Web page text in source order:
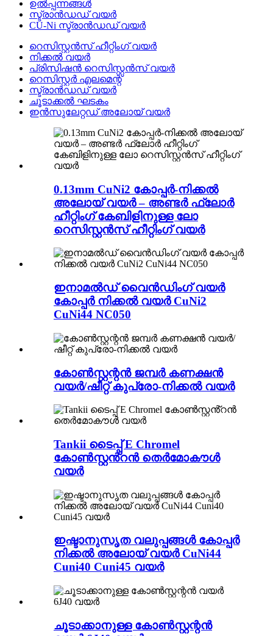
ഉൽപ്പന്നങ്ങൾ
സ്ട്രാൻഡഡ് വയർ
CU-Ni സ്ട്രാൻഡഡ് വയർ
റെസിസ്റ്റൻസ് ഹീറ്റിംഗ് വയർ
നിക്കൽ വയർ
പ്രിസിഷൻ റെസിസ്റ്റൻസ് വയർ
റെസിസ്റ്റർ എലമെന്റ്
സ്ട്രാൻഡഡ് വയർ
ചൂടാക്കൽ ഘടകം
ഇൻസുലേറ്റഡ് അലോയ് വയർ
0.13mm CuNi2 കോപ്പർ-നിക്കൽ
അലോയ് വയർ – അണ്ടർ ഫ്ലോർ
ഹീറ്റിംഗ് കേബിളിനുള്ള ലോ
റെസിസ്റ്റൻസ് ഹീറ്റിംഗ് വയർ
ഇനാമൽഡ് വൈൻഡിംഗ് വയർ
കോപ്പർ നിക്കൽ വയർ CuNi2
CuNi44 NC050
കോൺസ്റ്റന്റൻ ജമ്പർ കണക്ഷൻ
വയർ/ഷീറ്റ് കുപ്രോ-നിക്കൽ വയർ
Tankii ടൈപ്പ് E Chromel
കോൺസ്റ്റൻ്റൻ തെർമോകൗൾ
വയർ
ഇഷ്ടാനുസൃത വലുപ്പങ്ങൾ കോപ്പർ
നിക്കൽ അലോയ് വയർ CuNi44
Cuni40 Cuni45 വയർ
ചൂടാക്കാനുള്ള കോൺസ്റ്റന്റൻ